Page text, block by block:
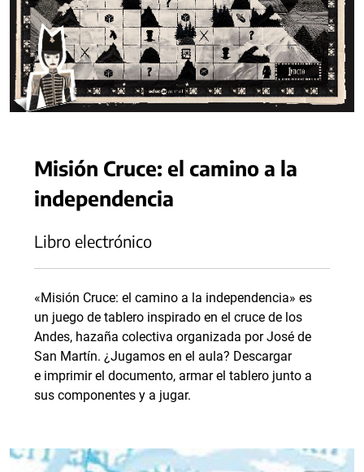
Misión Cruce: el camino a la
independencia
Libro electrónico
«Misión Cruce: el camino a la independencia» es
un juego de tablero inspirado en el cruce de los
Andes, hazaña colectiva organizada por José de
San Martín. ¿Jugamos en el aula? Descargar
e imprimir el documento, armar el tablero junto a
sus componentes y a jugar.